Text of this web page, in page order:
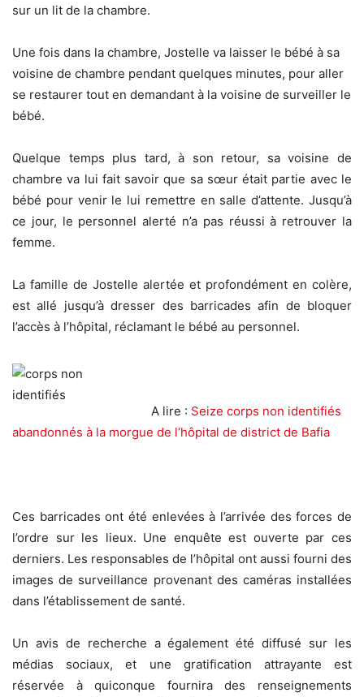
sur un lit de la chambre.
Une fois dans la chambre, Jostelle va laisser le bébé à sa
voisine de chambre pendant quelques minutes, pour aller
se restaurer tout en demandant à la voisine de surveiller le
bébé.
Quelque temps plus tard, à son retour, sa voisine de
chambre va lui fait savoir que sa sœur était partie avec le
bébé pour venir le lui remettre en salle d’attente. Jusqu’à
ce jour, le personnel alerté n’a pas réussi à retrouver la
femme.
La famille de Jostelle alertée et profondément en colère,
est allé jusqu’à dresser des barricades afin de bloquer
l’accès à l’hôpital, réclamant le bébé au personnel.
A lire : Seize corps non identifiés
abandonnés à la morgue de l’hôpital de district de Bafia
Ces barricades ont été enlevées à l’arrivée des forces de
l’ordre sur les lieux. Une enquête est ouverte par ces
derniers. Les responsables de l’hôpital ont aussi fourni des
images de surveillance provenant des caméras installées
dans l’établissement de santé.
Un avis de recherche a également été diffusé sur les
médias sociaux, et une gratification attrayante est
réservée à quiconque fournira des renseignements